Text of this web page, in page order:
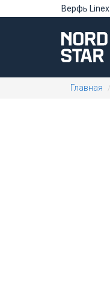
Верфь Linex
Главная